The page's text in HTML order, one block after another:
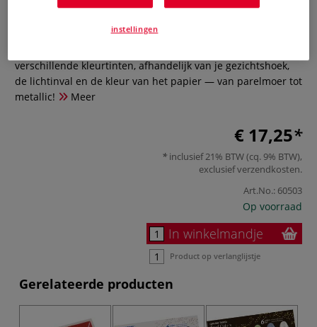
0 Beoordeling
Klassieke Japanse aquarelverf is dekkender dan westerse
verschillende kleurtinten, afhandelijk van je gezichtshoek,
de lichtinval en de kleur van het papier — van parelmoer tot
metallic!
Meer
€ 17,25
inclusief 21% BTW (cq. 9% BTW),
exclusiefverzendkosten.
Art.No.: 60503
Op voorraad
In winkelmandje
Product op verlanglijstje
Gerelateerde producten
instellingen